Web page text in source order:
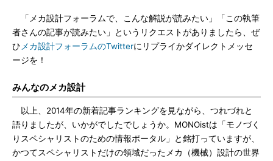
「メカ設計フォーラムで、こんな解説が読みたい」「この執筆
者さんの記事が読みたい」というリクエストがありましたら、ぜ
ひ メカ設計フォーラムのTwitterにリプライかダイレクトメッセ
ージを！
みんなのメカ設計
以上、2014年の新着記事ランキングを見ながら、つれづれと
語りましたが、いかがでしたでしょうか。MONOistは「モノづく
りスペシャリストのための情報ポータル」と銘打っていますが、
かつてスペシャリストだけの領域だったメカ（機械）設計の世界